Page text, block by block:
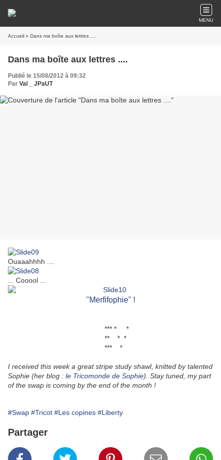
MENU
Accueil » Dans ma boîte aux lettres ....
Dans ma boîte aux lettres ....
Publié le 15/08/2012 à 09:32
Par Val _ JPaUT
Ouaaahhhh ....
... Cooool ...
"Merfifophie" !
*** * *
** * *
*** *
I received this week a great stripe study shawl, knitted by talented
Sophie (her blog : le Tricomonde de Sophie). Stay tuned, my part
of the swap is coming by the end of the month !
#Swap #Tricot #Les copines #Liberty
Partager